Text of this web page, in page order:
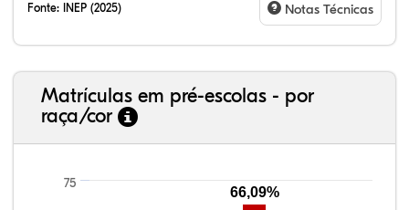
Fonte: INEP (2025) Notas Técnicas
Matrículas em pré-escolas - por
raça/cor
75
66,09%